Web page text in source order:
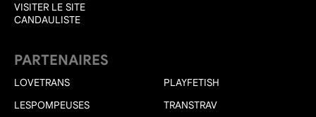
VISITER LE SITE
CANDAULISTE
PARTENAIRES
LOVETRANS
LESPOMPEUSES
PLAYFETISH
TRANSTRAV